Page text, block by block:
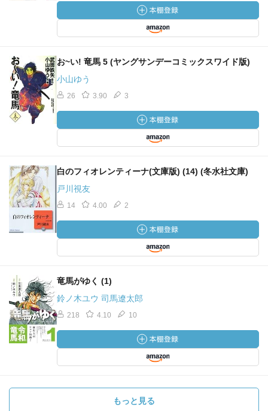
お~い! 竜馬 5 (ヤングサンデーコミックスワイド版)
小山ゆう
26 3.90 3
白のフィオレンティーナ(文庫版) (14) (冬水社文庫)
戸川視友
14 4.00 2
竜馬がゆく (1)
鈴ノ木ユウ 司馬遼太郎
218 4.10 10
もっと見る